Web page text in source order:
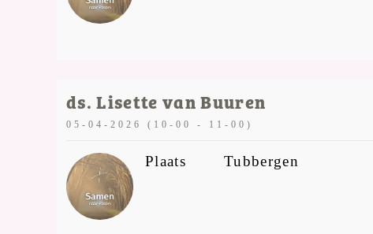
ds. Lisette van Buuren
05-04-2026 (10-00 - 11-00)
Plaats Tubbergen